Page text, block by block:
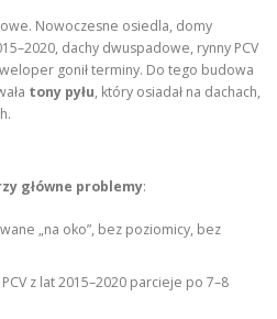
Nowoczesne osiedla, domy
dachy dwuspadowe, rynny PCV
gonił terminy. Do tego budowa
tony pyłu, który osiadał na dachach,
główne problemy:
„na oko”, bez poziomicy, bez
PCV z lat 2015–2020 parcieje po 7–8